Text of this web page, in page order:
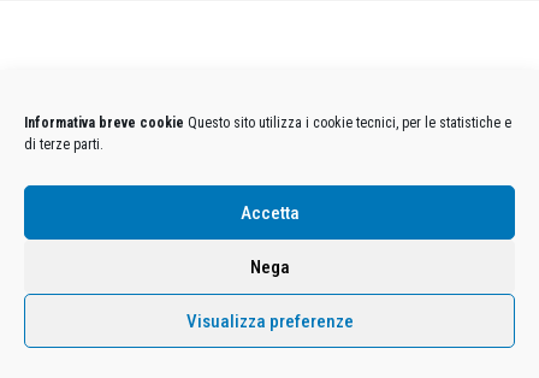
Informativa breve cookie Questo sito utilizza i cookie tecnici, per le statistiche e
di terze parti.
Accetta
Nega
Visualizza preferenze